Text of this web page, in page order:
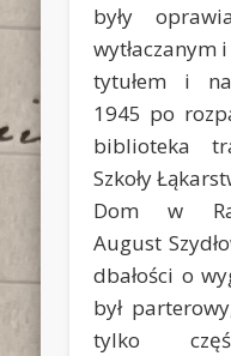
były
wytłaczanym
tytułem i
1945 po
biblioteka
Szkoły
Dom w
August
dbałości o
był
tylko